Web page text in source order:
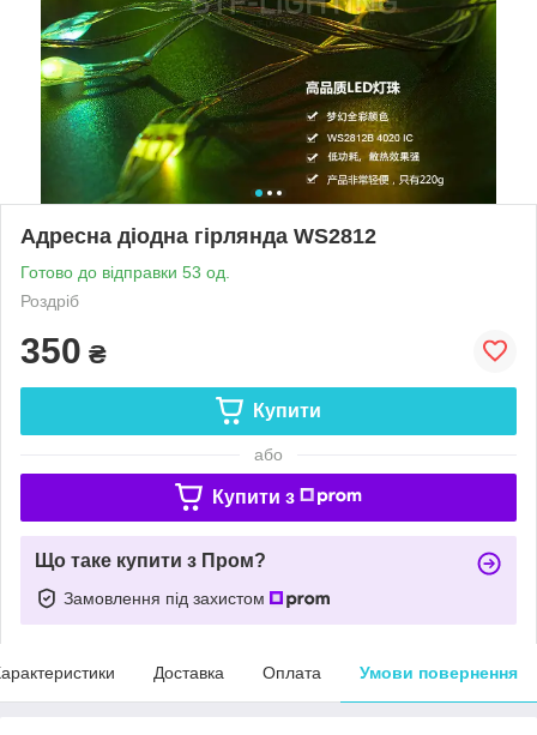
Адресна діодна гірлянда WS2812
Готово до відправки 53 од.
Роздріб
350 ₴
Купити
або
Купити з
Що таке купити з Пром?
Замовлення під захистом
Доставка Оплата Умови повернення